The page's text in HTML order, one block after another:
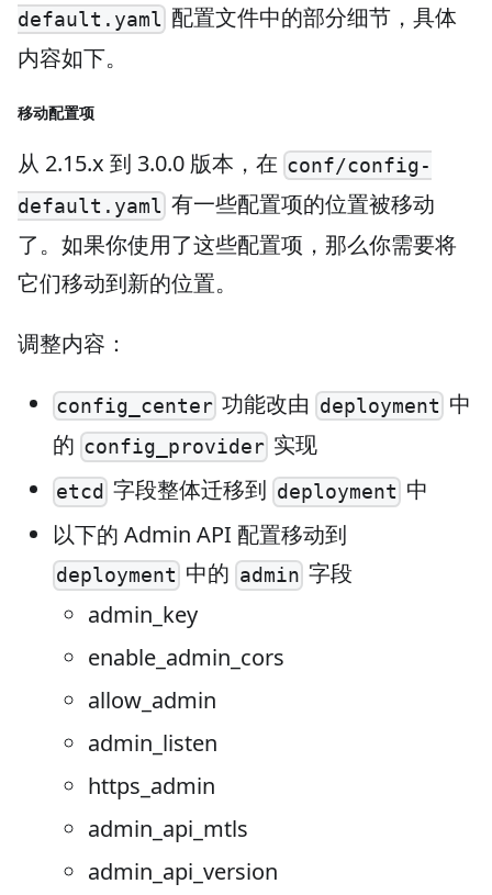
default.yaml 配置文件中的部分细节，具体
内容如下。
移动配置项
从 2.15.x 到 3.0.0 版本，在 conf/config-
default.yaml 有一些配置项的位置被移动
了。如果你使用了这些配置项，那么你需要将
它们移动到新的位置。
调整内容：
config_center 功能改由 deployment 中
的 config_provider 实现
etcd 字段整体迁移到 deployment 中
以下的 Admin API 配置移动到
deployment 中的 admin字段
admin_key
enable_admin_cors
allow_admin
admin_listen
https_admin
admin_api_mtls
admin_api_version